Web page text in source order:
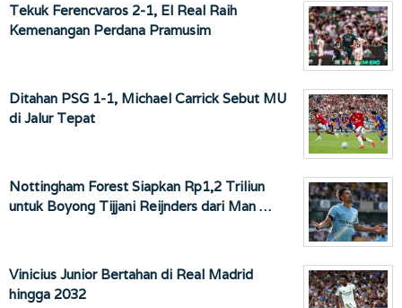
Tekuk Ferencvaros 2-1, El Real Raih
Kemenangan Perdana Pramusim
Ditahan PSG 1-1, Michael Carrick Sebut MU
di Jalur Tepat
Nottingham Forest Siapkan Rp1,2 Triliun
untuk Boyong Tijjani Reijnders dari Man …
Vinicius Junior Bertahan di Real Madrid
hingga 2032